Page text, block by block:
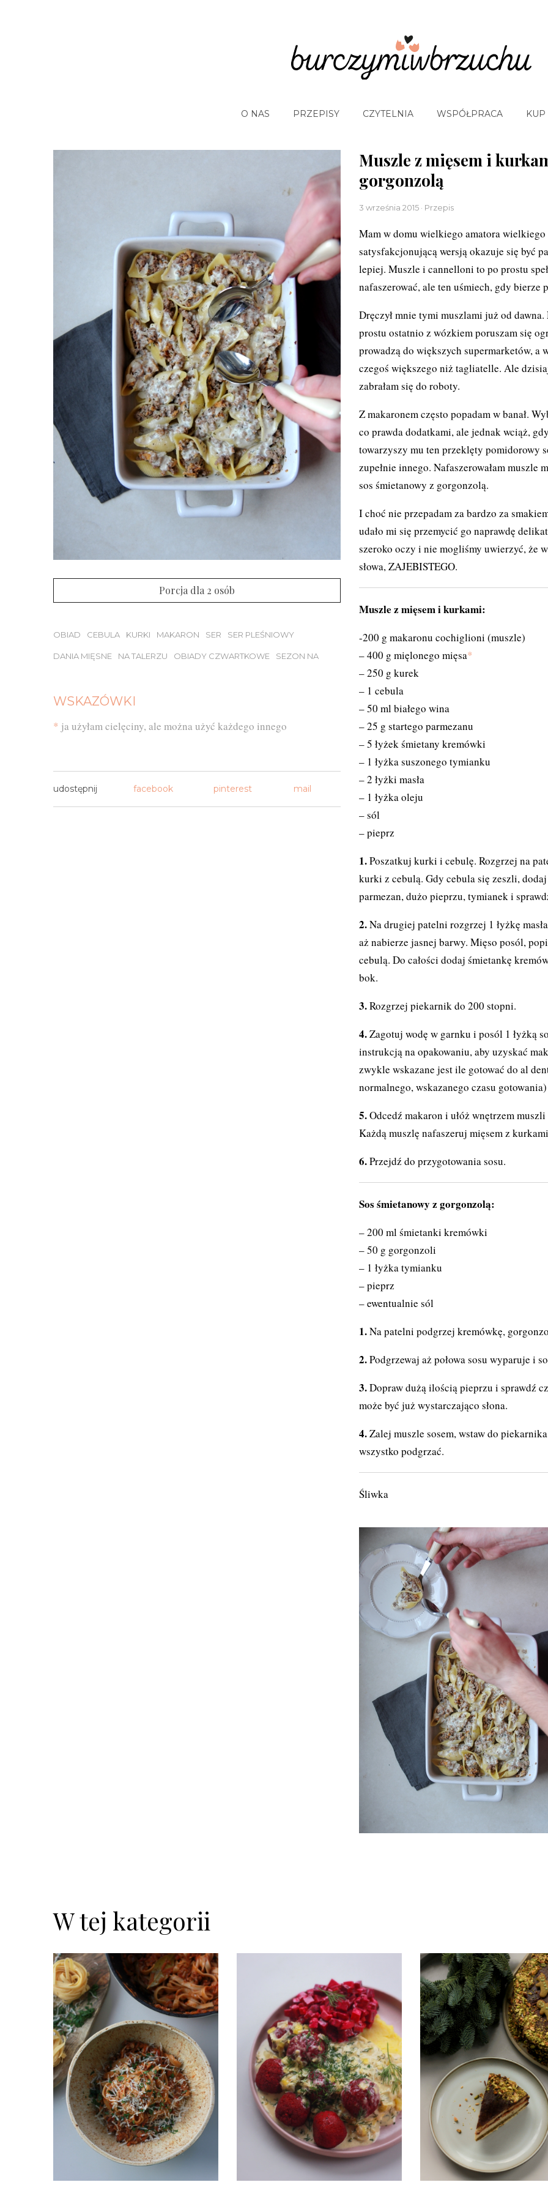
O NAS PRZEPISY CZYTELNIA WSPÓŁPRACA
Porcja dla 2 osób
OBIAD CEBULA KURKI MAKARON SER SER PLEŚNIOWY
DANIA MIĘSNE NA TALERZU OBIADY CZWARTKOWE SEZON NA
WSKAZÓWKI
* ja użyłam cielęciny, ale można użyć każdego innego
udostępnij facebook pinterest mail
Muszle z mięsem i
gorgonzolą
3 września 2015 · Przepis
Mam w domu wielkiego amatora
satysfakcjonującą wersją okazuje się być
lepiej. Muszle i cannelloni to po prostu
nafaszerować, ale ten uśmiech, gdy bierze
Dręczył mnie tymi muszlami już od
prostu ostatnio z wózkiem poruszam się
prowadzą do większych supermarketów, a
czegoś większego niż tagliatelle. Ale
zabrałam się do roboty.
Z makaronem często popadam w banał.
co prawda dodatkami, ale jednak wciąż,
towarzyszy mu ten przeklęty pomidorowy
zupełnie innego. Nafaszerowałam muszle
sos śmietanowy z gorgonzolą.
I choć nie przepadam za bardzo za
udało mi się przemycić go naprawdę
szeroko oczy i nie mogliśmy uwierzyć, że
słowa, ZAJEBISTEGO.
Muszle z mięsem i kurkami:
-200 g makaronu cochiglioni (muszle)
– 400 g mięlonego mięsa*
– 250 g kurek
– 1 cebula
– 50 ml białego wina
– 25 g startego parmezanu
– 5 łyżek śmietany kremówki
– 1 łyżka suszonego tymianku
– 2 łyżki masła
– 1 łyżka oleju
– sól
– pieprz
Poszatkuj kurki i cebulę. Rozgrzej na
kurki z cebulą. Gdy cebula się zeszli,
parmezan, dużo pieprzu, tymianek i
Na drugiej patelni rozgrzej 1 łyżkę
aż nabierze jasnej barwy. Mięso posól,
cebulą. Do całości dodaj śmietankę
bok.
Rozgrzej piekarnik do 200 stopni.
Zagotuj wodę w garnku i posól 1 łyżką
instrukcją na opakowaniu, aby uzyskać
zwykle wskazane jest ile gotować do al
normalnego, wskazanego czasu gotowania)
Odcedź makaron i ułóż wnętrzem
Każdą muszlę nafaszeruj mięsem z
Przejdź do przygotowania sosu.
Sos śmietanowy z gorgonzolą:
– 200 ml śmietanki kremówki
– 50 g gorgonzoli
– 1 łyżka tymianku
– pieprz
– ewentualnie sól
Na patelni podgrzej kremówkę,
Podgrzewaj aż połowa sosu wyparuje i
Dopraw dużą ilością pieprzu i sprawdź
może być już wystarczająco słona.
Zalej muszle sosem, wstaw do
wszystko podgrzać.
Śliwka
W tej kategorii